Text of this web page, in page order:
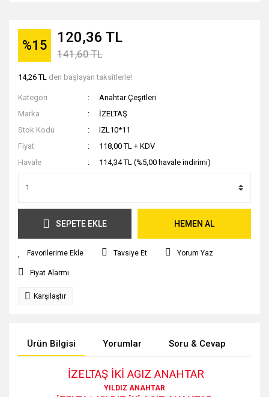
%15 120,36 TL
141,60 TL
14,26 TL den başlayan taksitlerle!
Kategori
Anahtar Çeşitleri
Marka
İZELTAŞ
Stok Kodu
IZL10*11
Fiyat
118,00 TL + KDV
Havale
114,34 TL (%5,00 havale indirimi)
SEPETE EKLE HEMEN AL
Tavsiye Et Yorum Yaz
Fiyat Alarmı
Karşılaştır
Ürün Bilgisi Yorumlar Soru & Cevap
İZELTAŞ İKİ AGIZ ANAHTAR
YILDIZ ANAHTAR